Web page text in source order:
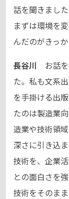
話を聞きまし
まずは環境を
んだのがきっか
長谷川 お話
た。私も文系
を手掛ける出
たのは製造業
造業や技術領
深さに引き込
技術を、企業
との面白さを
技術をそのま